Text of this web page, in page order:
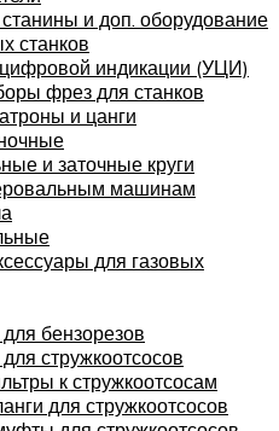
и доп. оборудование
станков
индикации (УЦИ)
фрез для станков
и цанги
и заточные круги
машинам
для газовых
бензорезов
стружкоотсосов
к стружкоотсосам
для стружкоотсосов